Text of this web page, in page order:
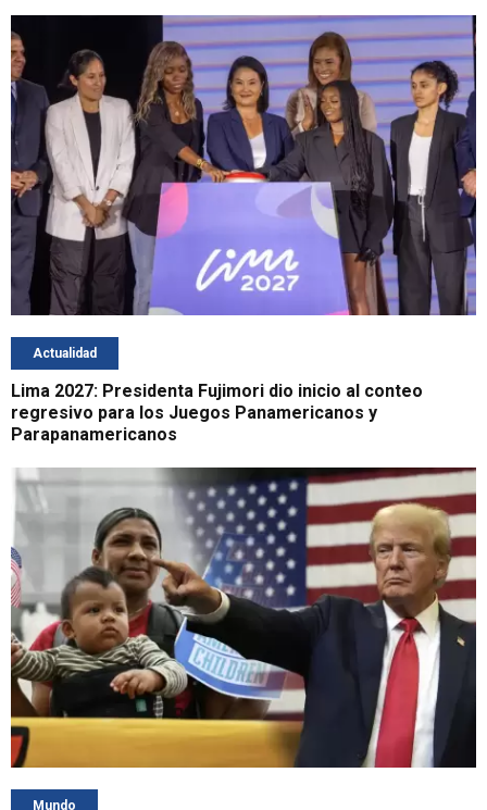
Actualidad
Lima 2027: Presidenta Fujimori dio inicio al conteo
regresivo para los Juegos Panamericanos y
Parapanamericanos
Mundo